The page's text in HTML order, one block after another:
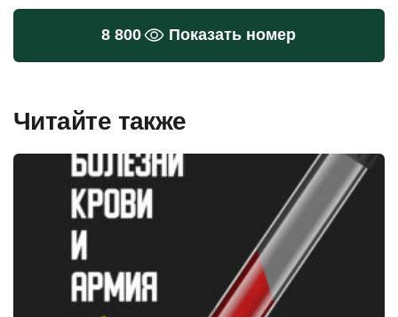
8 800 Показать номер
Читайте также